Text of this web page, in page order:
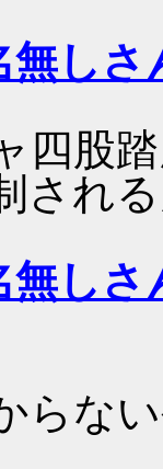
無しさ
四股
され
無しさ
らな